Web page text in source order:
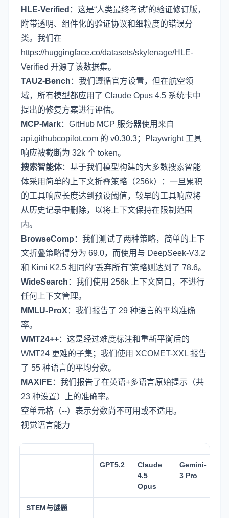
HLE-Verified ：这是“人类最终考试”的验证修订版，
附带透明、组件化的验证协议和细粒度的错误分
类。我们在
https://huggingface.co/datasets/skylenage/HLE-
Verified 开源了该数据集。
TAU2-Bench ：我们遵循官方设置，但在航空领
域，所有模型都应用了 Claude Opus 4.5 系统卡中
提出的修复方案进行评估。
MCP-Mark：GitHub MCP 服务器使用来自
api.githubcopilot.com 的 v0.30.3；Playwright 工具
响应被截断为 32k 个 token。
搜索智能体：基于我们模型构建的大多数搜索智能
体采用简单的上下文折叠策略（256k）：一旦累积
的工具响应长度达到预设阈值，较早的工具响应将
从历史记录中删除，以将上下文保持在限制范围
内。
BrowseComp ：我们测试了两种策略，简单的上下
文折叠策略得分为 69.0，而使用与 DeepSeek-V3.2
和 Kimi K2.5 相同的“丢弃所有”策略则达到了 78.6。
WideSearch ：我们使用 256k 上下文窗口，不进行
任何上下文管理。
MMLU-ProX ：我们报告了 29 种语言的平均准确
率。
WMT24++：这是经过难度标注和重新平衡后的
WMT24 更难的子集；我们使用 XCOMET-XXL 报告
了 55 种语言的平均分数。
MAXIFE ：我们报告了在英语+多语言原始提示（共
23 种设置）上的准确率。
空单元格（--）表示分数尚不可用或不适用。
视觉语言能力
GPT5.2
Claude
4.5
Opus
Gemini-
3 Pro
STEM与谜题